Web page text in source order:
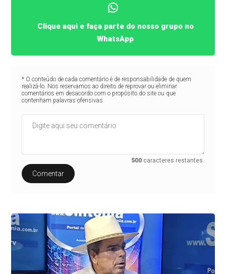
Clique aqui e faça parte do nosso grupo no
WhatsApp
* O conteúdo de cada comentário é de responsabilidade de quem
realizá-lo. Nos reservamos ao direito de reprovar ou eliminar
comentários em desacordo com o propósito do site ou que
contenham palavras ofensivas.
500 caracteres restantes.
Comentar